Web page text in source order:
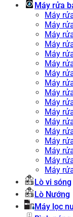
Máy rửa
Máy
Máy
Máy
Máy
Máy
Máy
Máy
Máy
Máy
Máy
Máy
Máy
Máy
Máy
Máy
Máy
Máy
Lò vi sóng
Lò Nướng
Máy lọc